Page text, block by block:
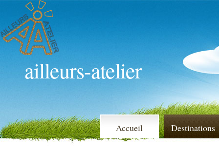
ailleurs-atelier
Accueil Destinations